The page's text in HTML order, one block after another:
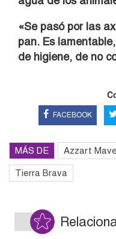
«Se pasó por las
pan. Es
de higiene, de no
FACEBOOK
MÁS DE Azzart
Tierra Brava